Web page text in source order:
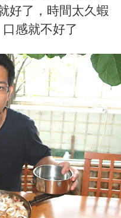
好了，時間太久蝦
感就不好了